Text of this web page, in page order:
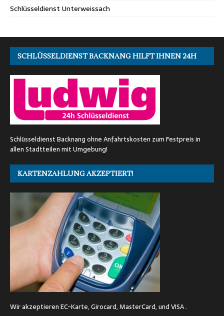
Schlüsseldienst Unterweissach
SCHLÜSSELDIENST BACKNANG HILFT IHNEN 24H
Schlüsseldienst Backnang ohne Anfahrtskosten zum Festpreis in
allen Stadtteilen mit Umgebung!
KARTENZAHLUNG AKZEPTIERT!
Wir akzeptieren EC-Karte, Girocard, MasterCard, und VISA .